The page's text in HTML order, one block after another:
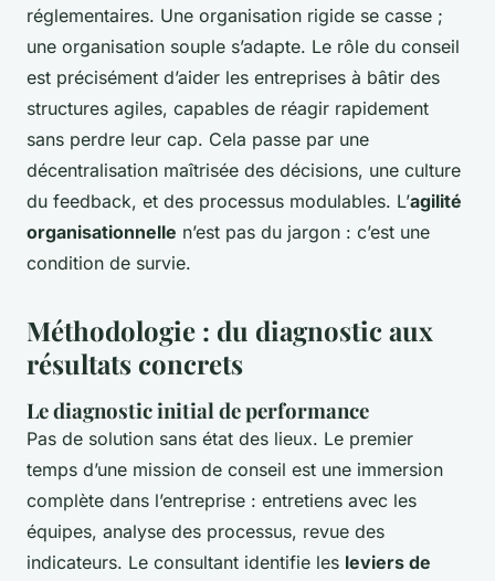
réglementaires. Une organisation rigide se casse ;
une organisation souple s’adapte. Le rôle du conseil
est précisément d’aider les entreprises à bâtir des
structures agiles, capables de réagir rapidement
sans perdre leur cap. Cela passe par une
décentralisation maîtrisée des décisions, une culture
du feedback, et des processus modulables. L’agilité
organisationnelle n’est pas du jargon : c’est une
condition de survie.
Méthodologie : du diagnostic aux
résultats concrets
Le diagnostic initial de performance
Pas de solution sans état des lieux. Le premier
temps d’une mission de conseil est une immersion
complète dans l’entreprise : entretiens avec les
équipes, analyse des processus, revue des
indicateurs. Le consultant identifie les leviers de